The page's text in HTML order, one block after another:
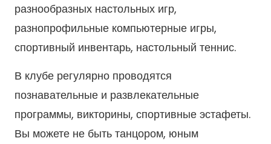
разнообразных настольных игр,
разнопрофильные компьютерные игры,
спортивный инвентарь, настольный теннис.
В клубе регулярно проводятся
познавательные и развлекательные
программы, викторины, спортивные эстафеты.
Вы можете не быть танцором, юным